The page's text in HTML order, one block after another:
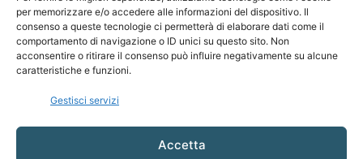
per memorizzare e/o accedere alle informazioni del dispositivo. Il
consenso a queste tecnologie ci permetterà di elaborare dati come il
comportamento di navigazione o ID unici su questo sito. Non
acconsentire o ritirare il consenso può influire negativamente su alcune
caratteristiche e funzioni.
Gestisci servizi
Accetta